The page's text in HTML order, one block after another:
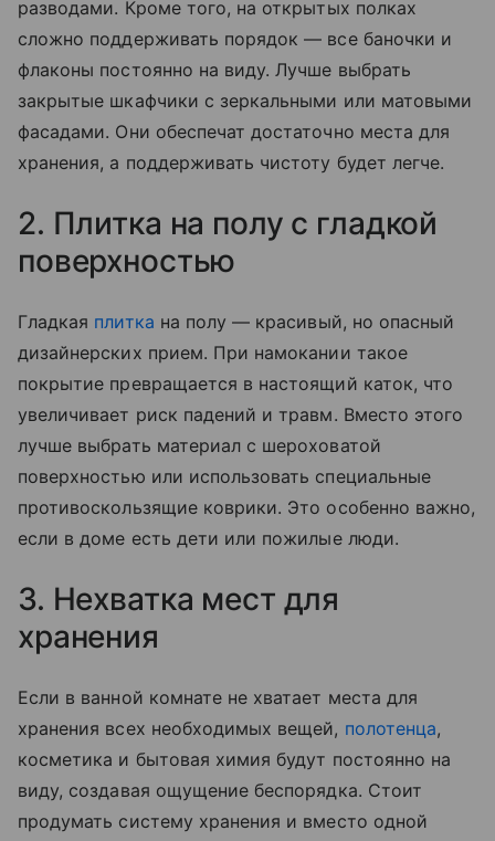
разводами. Кроме того, на открытых полках
сложно поддерживать порядок — все баночки и
флаконы постоянно на виду. Лучше выбрать
закрытые шкафчики с зеркальными или матовыми
фасадами. Они обеспечат достаточно места для
хранения, а поддерживать чистоту будет легче.
2. Плитка на полу с гладкой
поверхностью
Гладкая плитка на полу — красивый, но опасный
дизайнерских прием. При намокании такое
покрытие превращается в настоящий каток, что
увеличивает риск падений и травм. Вместо этого
лучше выбрать материал с шероховатой
поверхностью или использовать специальные
противоскользящие коврики. Это особенно важно,
если в доме есть дети или пожилые люди.
3. Нехватка мест для
хранения
Если в ванной комнате не хватает места для
хранения всех необходимых вещей, полотенца,
косметика и бытовая химия будут постоянно на
виду, создавая ощущение беспорядка. Стоит
продумать систему хранения и вместо одной